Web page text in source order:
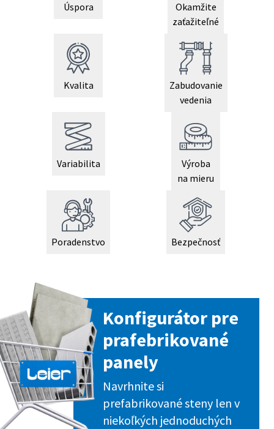
Úspora
Okamžite
zaťažiteľné
Kvalita
Zabudovanie
vedenia
Variabilita
Výroba
na mieru
Poradenstvo Bezpečnosť
Konfigurátor pre
prafebrikované
panely
Navrhnite si
prefabrikované steny len v
niekoľkých jednoduchých